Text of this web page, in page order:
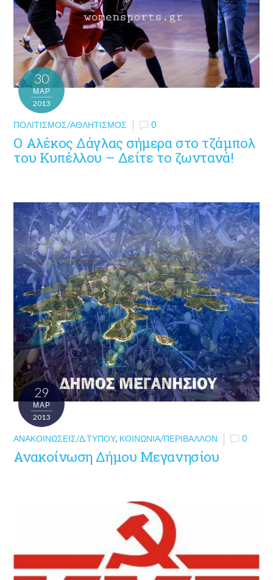
30
ΜΑΡ
2013
ΠΟΛΙΤΙΣΜΌΣ/ΑΘΛΗΤΙΣΜΌΣ 0
Ο Αλέκος Δάγλας σήμερα στο τζάμπολ
του Κυπέλλου – Δείτε το ζωντανά!
29
ΜΑΡ
2013
ΑΝΑΚΟΙΝΏΣΕΙΣ/Δ.ΤΎΠΟΥ, ΚΟΙΝΩΝΊΑ/ΠΕΡΙΒΆΛΛΟΝ 0
Ανακοίνωση Δήμου Μεγανησίου